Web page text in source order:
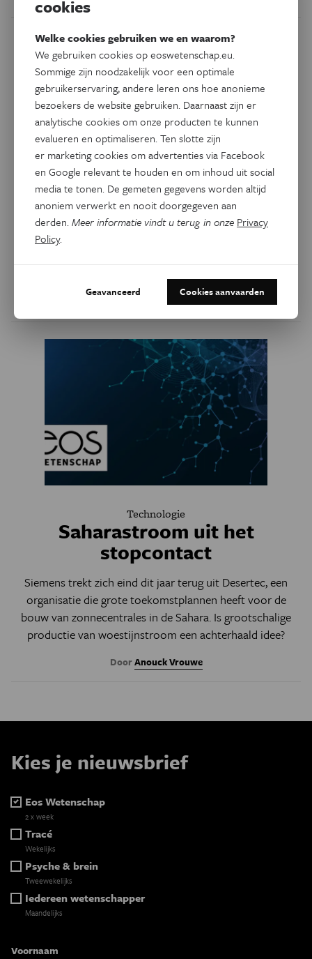
Gezondheid
Mens op een chip
Anouck Vrouwe
Technologie
Saharastroom uit het
stopcontact
Siemens trekt zich eind dit jaar terug uit Desertec, een
organisatie die grote toekomstplannen heeft voor de
bouw van zonnecentrales in de Sahara. Is grootschalige
productie van woestijnstroom een achterhaald idee?
DoorAnouck Vrouwe
Kies je nieuwsbrief
Eos Wetenschap
2 x week
Tracé
Wekelijks
Psyche & brein
Tweewekelijks
Iedereen wetenschapper
Maandelijks
Voornaam
cookies
Welke cookies gebruiken we en waarom?
We gebruiken cookies op eoswetenschap.eu.
Sommige zijn noodzakelijk voor een optimale
gebruikerservaring, andere leren ons hoe anonieme
bezoekers de website gebruiken. Daarnaast zijn er
analytische cookies om onze producten te kunnen
evalueren en optimaliseren. Ten slotte zijn
er marketing cookies om advertenties via Facebook
en Google relevant te houden en om inhoud uit social
media te tonen. De gemeten gegevens worden altijd
anoniem verwerkt en nooit doorgegeven aan
derden.Meer informatie vindt u terug in onze Privacy
Policy.
Geavanceerd Cookies aanvaarden